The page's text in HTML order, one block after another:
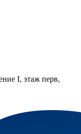
I, этаж перв,